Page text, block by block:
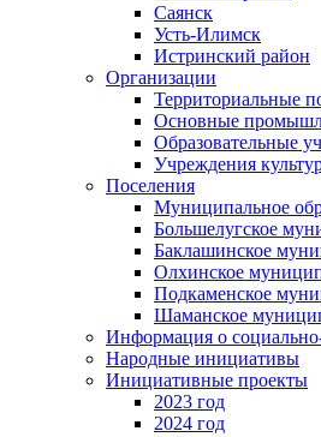
Саянск
Усть-Илимск
Истринский район
Организации
Территориальные
Основные
Образовательные
Учреждения
Поселения
Муниципальное
Большелугское
Баклашинское
Олхинское
Подкаменское
Шаманское
Информация о
Народные инициативы
Инициативные проекты
2023 год
2024 год